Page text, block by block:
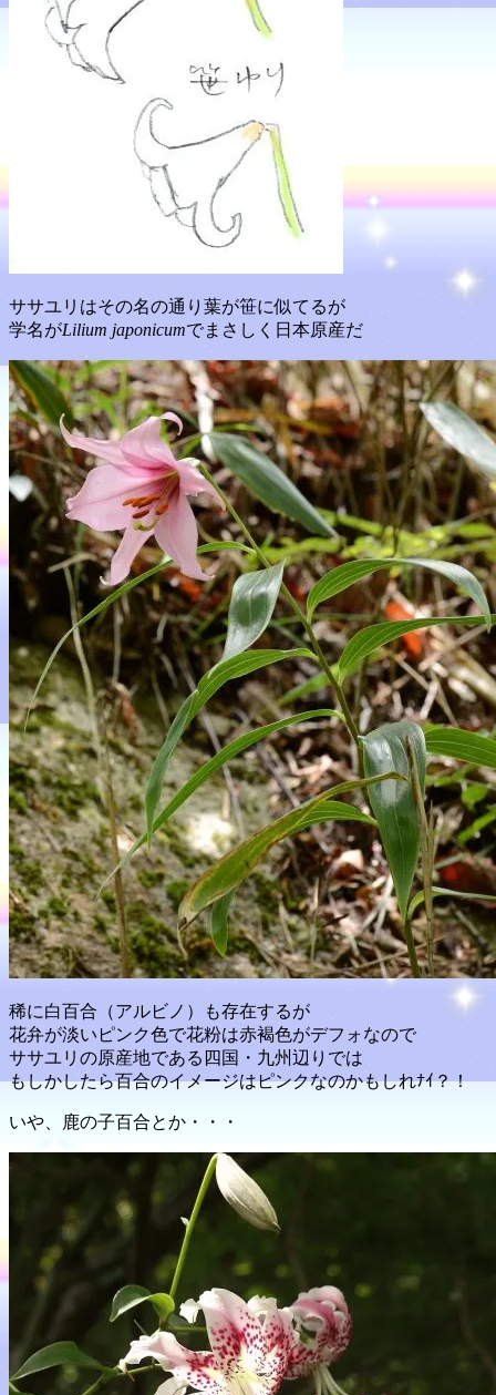
ササユリはその名の通り葉が笹に似てるが
学名がLilium japonicumでまさしく日本原産だ
稀に白百合（アルビノ）も存在するが
花弁が淡いピンク色で花粉は赤褐色がデフォなので
ササユリの原産地である四国・九州辺りでは
もしかしたら百合のイメージはピンクなのかもしれﾅｲ？！
いや、鹿の子百合とか・・・